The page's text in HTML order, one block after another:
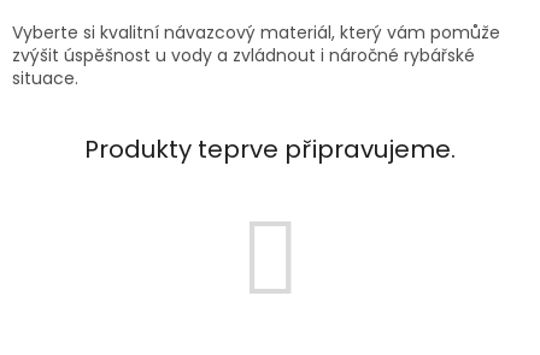
Vyberte si kvalitní návazcový materiál, který vám pomůže
zvýšit úspěšnost u vody a zvládnout i náročné rybářské
situace.
Produkty teprve připravujeme.